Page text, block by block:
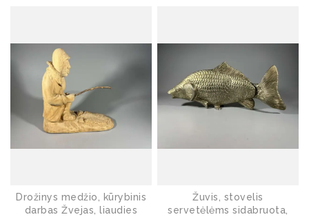
Drožinys medžio, kūrybinis
darbas Žvejas, liaudies
Žuvis, stovelis
servetėlėms sidabruota,